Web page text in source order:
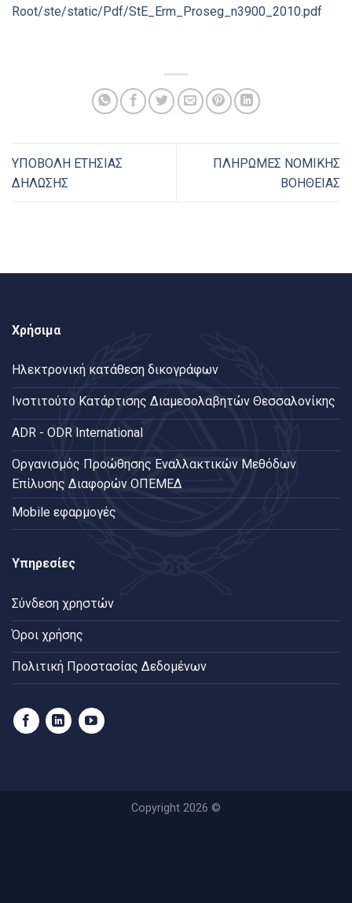
Root/ste/static/Pdf/StE_Erm_Proseg_n3900_2010.pdf
ΥΠΟΒΟΛΗ ΕΤΗΣΙΑΣ
ΔΗΛΩΣΗΣ
ΠΛΗΡΩΜΕΣ ΝΟΜΙΚΗΣ
ΒΟΗΘΕΙΑΣ
Χρήσιμα
Ηλεκτρονική κατάθεση δικογράφων
Ινστιτούτο Κατάρτισης Διαμεσολαβητών Θεσσαλονίκης
ADR - ODR International
Oργανισμός Προώθησης Εναλλακτικών Μεθόδων
Επίλυσης Διαφορών ΟΠΕΜΕΔ
Mobile εφαρμογές
Υπηρεσίες
Σύνδεση χρηστών
Όροι χρήσης
Πολιτική Προστασίας Δεδομένων
Copyright 2026 ©